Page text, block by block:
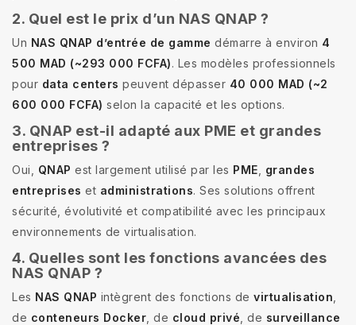
2. Quel est le prix d’un NAS QNAP ?
Un NAS QNAP d’entrée de gamme démarre à environ 4
500 MAD (~293 000 FCFA). Les modèles professionnels
pour data centers peuvent dépasser 40 000 MAD (~2
600 000 FCFA) selon la capacité et les options.
3. QNAP est-il adapté aux PME et grandes
entreprises ?
Oui, QNAP est largement utilisé par les PME
grandes
entreprises et administrations. Ses solutions offrent
sécurité, évolutivité et compatibilité avec les principaux
environnements de virtualisation.
4. Quelles sont les fonctions avancées des
NAS QNAP ?
Les NAS QNAP intègrent des fonctions de virtualisation
de conteneurs Docker , de cloud privé , de surveillance